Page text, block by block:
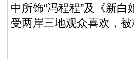
中所饰“冯程程”及《新
受两岸三地观众喜欢，